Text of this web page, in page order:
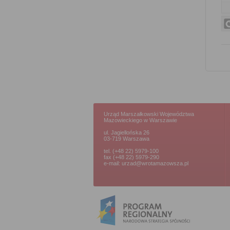
Urząd Marszałkowski Województwa
Mazowieckiego w Warszawie
ul. Jagiellońska 26
03-719 Warszawa
tel. (+48 22) 5979-100
fax (+48 22) 5979-290
e-mail: urzad@wrotamazowsza.pl